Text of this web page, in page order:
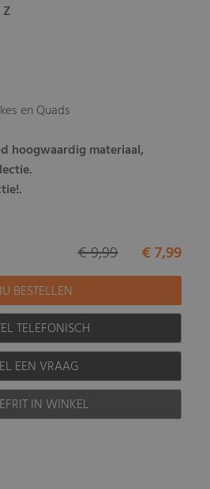
en Quads
hoogwaardig materiaal,
€ 7,99
€ 9,99
TELEFONISCH
EEN VRAAG
IN WINKEL